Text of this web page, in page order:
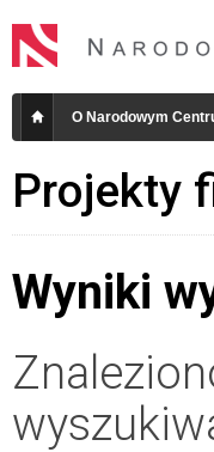
O Narodowym
Projekty
Wyniki